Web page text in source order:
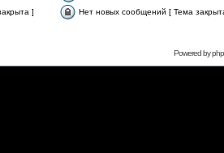
]
Нет новых сообщений [ Тема
Powered by